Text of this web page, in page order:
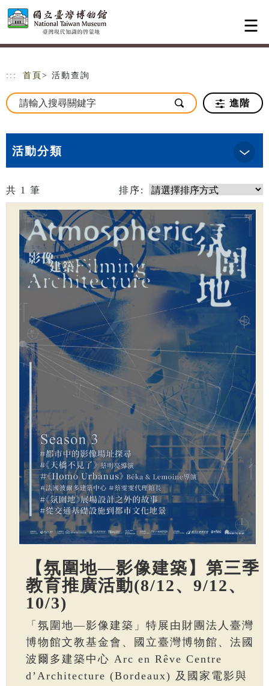
跳到主要內容
網站導覽
::: 首頁 > 活動查詢
進階
活動分類
共 1 筆 排序:
【氛圍地—影像建築】第三季
教育推廣活動(8/12、9/12、
10/3)
「氛圍地—影像建築」特展由財團法人臺灣
博物館文教基金會、國立臺灣博物館、法國
波爾多建築中心 Arc en Rêve Centre
d’Architecture (Bordeaux) 及國家電影與